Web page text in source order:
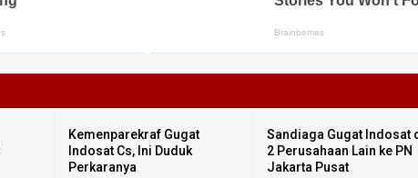
Kemenparekraf Gugat
Indosat Cs, Ini Duduk
Perkaranya
Sandiaga Gugat Indosat
2 Perusahaan Lain ke PN
Jakarta Pusat